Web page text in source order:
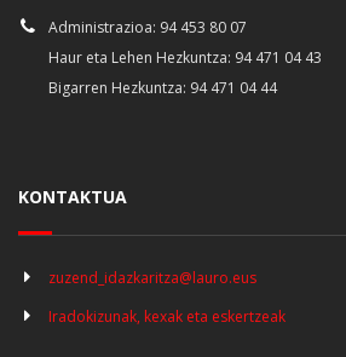
Administrazioa: 94 453 80 07
Haur eta Lehen Hezkuntza: 94 471 04 43
Bigarren Hezkuntza: 94 471 04 44
KONTAKTUA
zuzend_idazkaritza@lauro.eus
Iradokizunak, kexak eta eskertzeak